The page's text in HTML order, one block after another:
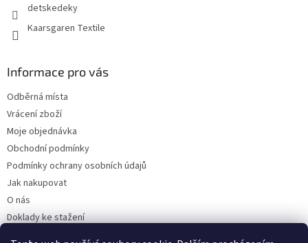
detskedeky
Kaarsgaren Textile
Informace pro vás
Odběrná místa
Vrácení zboží
Moje objednávka
Obchodní podmínky
Podmínky ochrany osobních údajů
Jak nakupovat
O nás
Doklady ke stažení